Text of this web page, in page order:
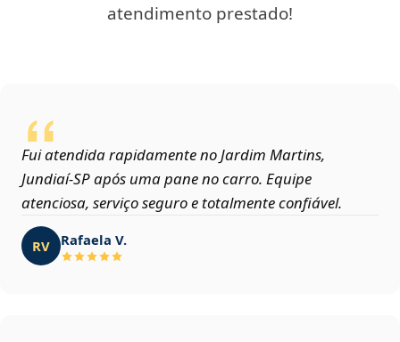
atendimento prestado!
Fui atendida rapidamente no Jardim Martins,
Jundiaí‑SP após uma pane no carro. Equipe
atenciosa, serviço seguro e totalmente confiável.
RV Rafaela V.